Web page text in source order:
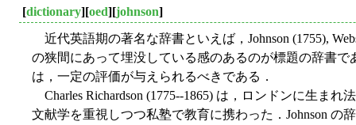
[dictionary][oed][johnson]
近代英語期の著名な辞書といえば，Johnson (1755),
の狭間にあって埋没している感のあるのが標題の辞書
は，一定の評価が与えられるべきである．
Charles Richardson (1775--1865) は，ロンドンに生ま
文献学を重視しつつ私塾で教育に携わった．Johnson の